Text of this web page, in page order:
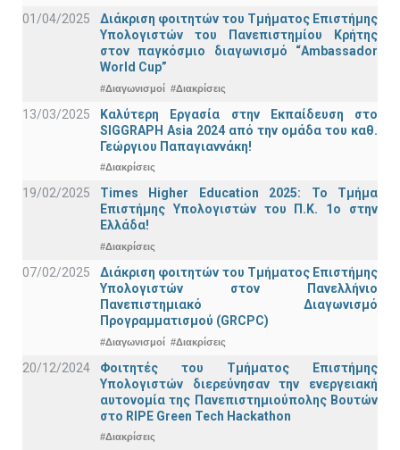
01/04/2025
Διάκριση φοιτητών του Τμήματος Επιστήμης
Υπολογιστών του Πανεπιστημίου Κρήτης
στον παγκόσμιο διαγωνισμό “Ambassador
World Cup”
#Διαγωνισμοί #Διακρίσεις
13/03/2025
Καλύτερη Εργασία στην Εκπαίδευση στο
SIGGRAPH Asia 2024 από την ομάδα του καθ.
Γεώργιου Παπαγιαννάκη!
#Διακρίσεις
19/02/2025
Times Higher Education 2025: Το Τμήμα
Επιστήμης Υπολογιστών του Π.Κ. 1ο στην
Ελλάδα!
#Διακρίσεις
07/02/2025
Διάκριση φοιτητών του Τμήματος Επιστήμης
Υπολογιστών στον Πανελλήνιο
Πανεπιστημιακό Διαγωνισμό
Προγραμματισμού (GRCPC)
#Διαγωνισμοί #Διακρίσεις
20/12/2024
Φοιτητές του Τμήματος Επιστήμης
Υπολογιστών διερεύνησαν την ενεργειακή
αυτονομία της Πανεπιστημιούπολης Βουτών
στο RIPE Green Tech Hackathon
#Διακρίσεις